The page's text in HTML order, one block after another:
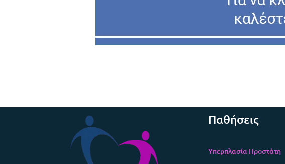
Παθήσεις
Υπερπλασία Προστάτη